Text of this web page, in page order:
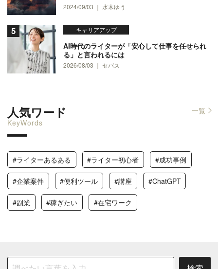
2024/09/03 ｜ 水木ゆう
キャリアアップ
AI時代のライターが「安心して仕事を任せられ
る」と言われるには
2026/08/03 ｜ セバス
人気ワード
KeyWords
一覧
#ライターあるある #ライター初心者 #成功事例
#企業案件 #便利ツール #講座 #ChatGPT
#副業 #稼ぎたい #在宅ワーク